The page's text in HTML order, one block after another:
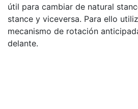
útil para cambiar de natural
stance y viceversa. Para ello
mecanismo de rotación
delante.